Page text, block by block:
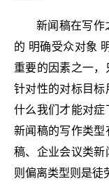
新闻稿在写作
的 明确受众对象
重要的因素之一
针对性的对标目
什么我们才能对症
新闻稿的写作类
稿、企业会议类
则偏离类型则是徒